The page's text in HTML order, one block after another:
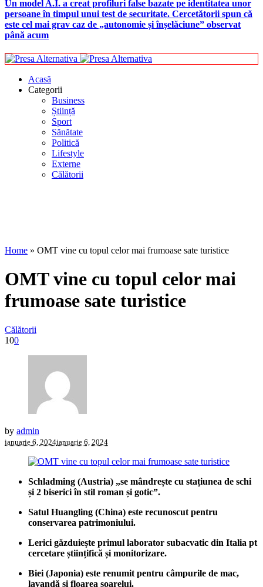
Un model A.I. a creat profiluri false bazate pe identitatea unor
persoane în timpul unui test de securitate. Cercetătorii spun că
este cel mai grav caz de „autonomie și înșelăciune” observat
până acum
Acasă
Categorii
Business
Știință
Sport
Sănătate
Politică
Lifestyle
Externe
Călătorii
Home » OMT vine cu topul celor mai frumoase sate turistice
OMT vine cu topul celor mai
frumoase sate turistice
Călătorii
100
by admin
ianuarie 6, 2024ianuarie 6, 2024
Schladming (Austria) „se mândrește cu stațiunea de schi
și 2 biserici în stil roman și gotic”.
Satul Huangling (China) este recunoscut pentru
conservarea patrimoniului.
Lerici găzduiește primul laborator subacvatic din Italia pt
cercetare științifică și monitorizare.
Biei (Japonia) este renumit pentru câmpurile de mac,
lavandă și floarea soarelui.